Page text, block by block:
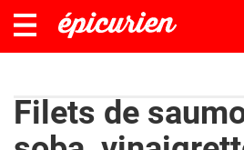
Filets de